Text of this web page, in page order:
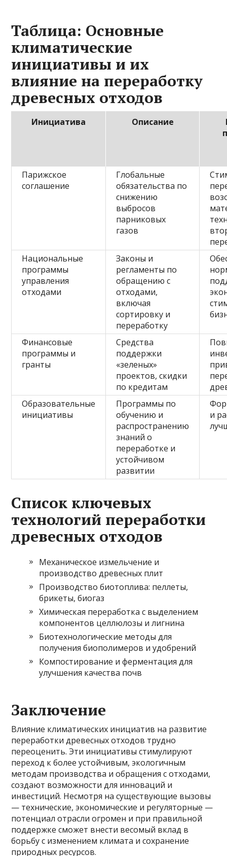
Таблица: Основные
климатические
инициативы и их
влияние на переработку
древесных отходов
Инициатива Описание
Парижское
соглашение
Глобальные
обязательства по
снижению
выбросов
парниковых
газов
Национальные
программы
управления
отходами
Законы и
регламенты по
обращению с
отходами,
включая
сортировку и
переработку
Финансовые
программы и
гранты
Средства
поддержки
«зеленых»
проектов, скидки
по кредитам
Образовательные
инициативы
Программы по
обучению и
распространению
знаний о
переработке и
устойчивом
развитии
и
Список ключевых
технологий переработки
древесных отходов
Механическое измельчение и
производство древесных плит
Производство биотоплива: пеллеты,
брикеты, биогаз
Химическая переработка с выделением
компонентов целлюлозы и лигнина
Биотехнологические методы для
получения биополимеров и удобрений
Компостирование и ферментация для
улучшения качества почв
Заключение
Влияние климатических инициатив на развитие
переработки древесных отходов трудно
переоценить. Эти инициативы стимулируют
переход к более устойчивым, экологичным
методам производства и обращения с отходами,
создают возможности для инноваций и
инвестиций. Несмотря на существующие вызовы
— технические, экономические и регуляторные —
потенциал отрасли огромен и при правильной
поддержке сможет внести весомый вклад в
борьбу с изменением климата и сохранение
природных ресурсов.